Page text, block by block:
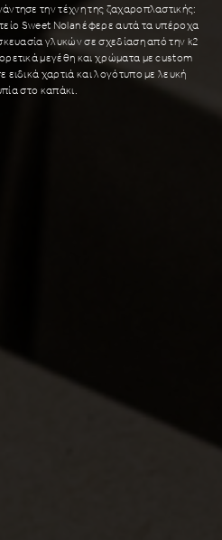
την τέχνη της ζαχαροπλαστικής:
Sweet Nolan έφερε αυτά τα υπέροχα
γλυκών σε σχεδίαση από την k2
μεγέθη και χρώματα με custom
χαρτιά και λογότυπο με λευκή
στο καπάκι.